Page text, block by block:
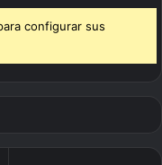
configurar sus